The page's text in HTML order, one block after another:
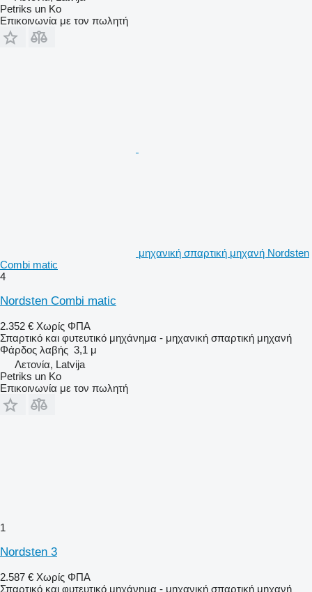
Petriks un Ko
Επικοινωνία με τον πωλητή
μηχανική σπαρτική μηχανή Nordsten
Combi matic
4
Nordsten Combi matic
2.352 € Χωρίς ΦΠΑ
Σπαρτικό και φυτευτικό μηχάνημα - μηχανική σπαρτική μηχανή
Φάρδος λαβής 3,1 μ
Λετονία, Latvija
Petriks un Ko
Επικοινωνία με τον πωλητή
1
Nordsten 3
2.587 € Χωρίς ΦΠΑ
Σπαρτικό και φυτευτικό μηχάνημα - μηχανική σπαρτική μηχανή